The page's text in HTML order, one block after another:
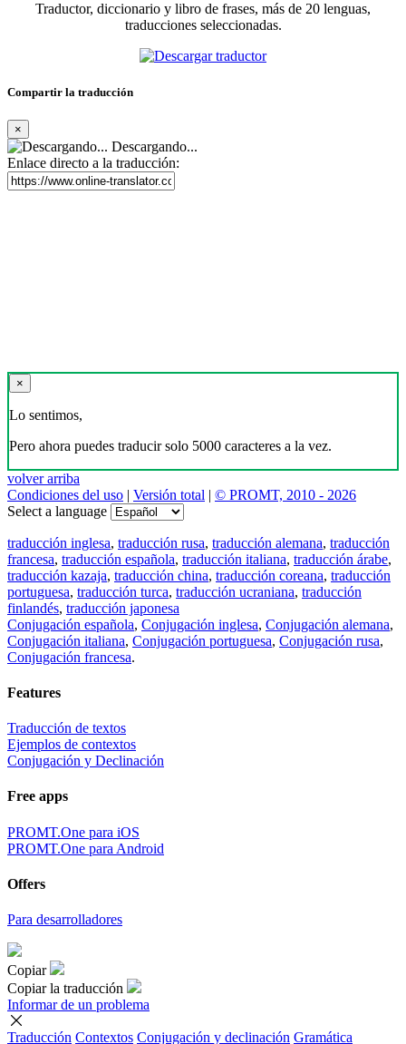
Traductor, diccionario y libro de frases, más de 20 lenguas,
traducciones seleccionadas.
Compartir la traducción
×
Descargando...
Enlace directo a la traducción:
×
Lo sentimos,
Pero ahora puedes traducir solo 5000 caracteres a la vez.
volver arriba
Condiciones del uso | Versión total | © PROMT, 2010 - 2026
Select a language
traducción inglesa, traducción rusa, traducción alemana, traducción
francesa, traducción española, traducción italiana, traducción árabe,
traducción kazaja, traducción china, traducción coreana, traducción
portuguesa, traducción turca, traducción ucraniana, traducción
finlandés, traducción japonesa
Conjugación española, Conjugación inglesa, Conjugación alemana,
Conjugación italiana, Conjugación portuguesa, Conjugación rusa,
Conjugación francesa.
Features
Traducción de textos
Ejemplos de contextos
Conjugación y Declinación
Free apps
PROMT.One para iOS
PROMT.One para Android
Offers
Para desarrolladores
Copiar
Copiar la traducción
Informar de un problema
Traducción Contextos Conjugación y declinación Gramática